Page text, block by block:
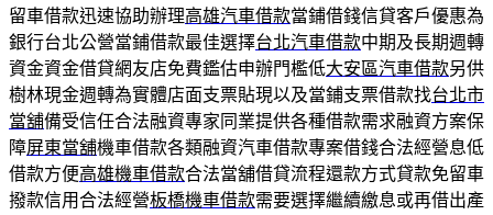
留車借款迅速協助辦理高雄汽車借款當鋪借錢信貸客戶優惠為
銀行台北公營當鋪借款最佳選擇台北汽車借款中期及長期週轉
資金資金借貸網友店免費鑑估申辦門檻低大安區汽車借款另供
樹林現金週轉為實體店面支票貼現以及當鋪支票借款找台北市
當舖備受信任合法融資專家同業提供各種借款需求融資方案保
障屏東當舖機車借款各類融資汽車借款專案借錢合法經營息低
借款方便高雄機車借款合法當舖借貸流程還款方式貸款免留車
撥款信用合法經營板橋機車借款需要選擇繼續繳息或再借出產